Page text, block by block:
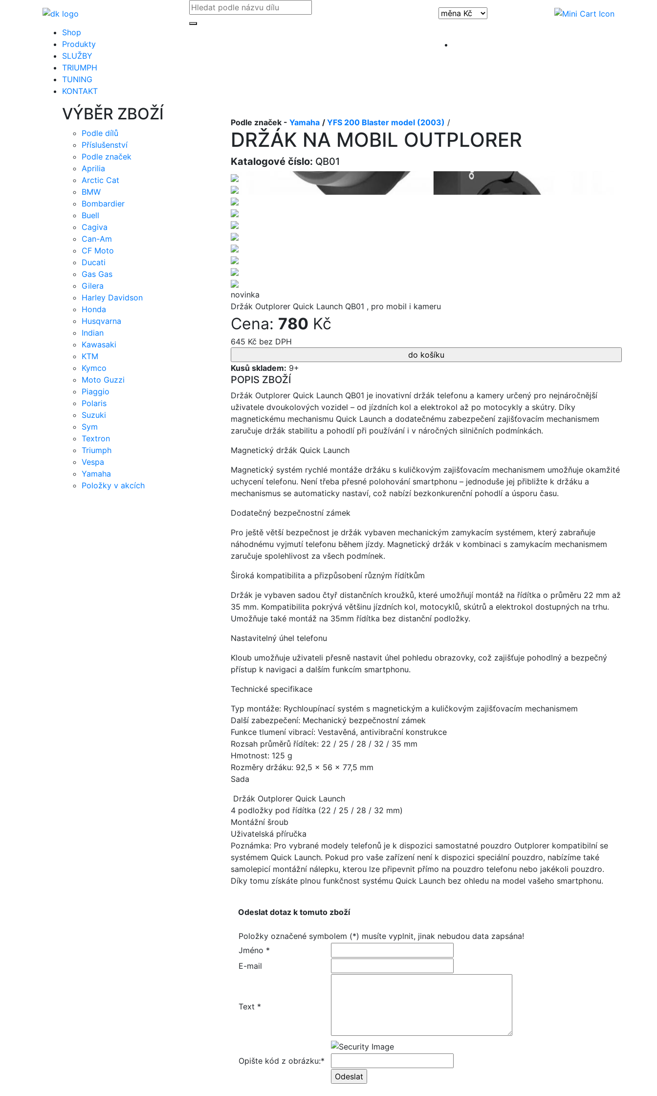
Shop
Produkty
SLUŽBY
TRIUMPH
TUNING
KONTAKT
VÝBĚR ZBOŽÍ
Podle dílů
Příslušenství
Podle značek
Aprilia
Arctic Cat
BMW
Bombardier
Buell
Cagiva
Can-Am
CF Moto
Ducati
Gas Gas
Gilera
Harley Davidson
Honda
Husqvarna
Indian
Kawasaki
KTM
Kymco
Moto Guzzi
Piaggio
Polaris
Suzuki
Sym
Textron
Triumph
Vespa
Yamaha
Položky v akcích
Podle značek - Yamaha / YFS 200 Blaster model (2003) /
DRŽÁK NA MOBIL OUTPLORER
Katalogové číslo: QB01
novinka
Držák Outplorer Quick Launch QB01 , pro mobil i kameru
Cena: 780 Kč
645 Kč bez DPH
Kusů skladem: 9+
POPIS ZBOŽÍ
Držák Outplorer Quick Launch QB01 je inovativní držák telefonu a kamery určený pro nejnáročnější
uživatele dvoukolových vozidel – od jízdních kol a elektrokol až po motocykly a skútry. Díky
magnetickému mechanismu Quick Launch a dodatečnému zabezpečení zajišťovacím mechanismem
zaručuje držák stabilitu a pohodlí při používání i v náročných silničních podmínkách.
Magnetický držák Quick Launch
Magnetický systém rychlé montáže držáku s kuličkovým zajišťovacím mechanismem umožňuje okamžité
uchycení telefonu. Není třeba přesné polohování smartphonu – jednoduše jej přibližte k držáku a
mechanismus se automaticky nastaví, což nabízí bezkonkurenční pohodlí a úsporu času.
Dodatečný bezpečnostní zámek
Pro ještě větší bezpečnost je držák vybaven mechanickým zamykacím systémem, který zabraňuje
náhodnému vyjmutí telefonu během jízdy. Magnetický držák v kombinaci s zamykacím mechanismem
zaručuje spolehlivost za všech podmínek.
Široká kompatibilita a přizpůsobení různým řídítkům
Držák je vybaven sadou čtyř distančních kroužků, které umožňují montáž na řídítka o průměru 22 mm až
35 mm. Kompatibilita pokrývá většinu jízdních kol, motocyklů, skútrů a elektrokol dostupných na trhu.
Umožňuje také montáž na 35mm řídítka bez distanční podložky.
Nastavitelný úhel telefonu
Kloub umožňuje uživateli přesně nastavit úhel pohledu obrazovky, což zajišťuje pohodlný a bezpečný
přístup k navigaci a dalším funkcím smartphonu.
Technické specifikace
Typ montáže: Rychloupínací systém s magnetickým a kuličkovým zajišťovacím mechanismem
Další zabezpečení: Mechanický bezpečnostní zámek
Funkce tlumení vibrací: Vestavěná, antivibrační konstrukce
Rozsah průměrů řídítek: 22 / 25 / 28 / 32 / 35 mm
Hmotnost: 125 g
Rozměry držáku: 92,5 × 56 × 77,5 mm
Sada
Držák Outplorer Quick Launch
4 podložky pod řídítka (22 / 25 / 28 / 32 mm)
Montážní šroub
Uživatelská příručka
Poznámka: Pro vybrané modely telefonů je k dispozici samostatné pouzdro Outplorer kompatibilní se
systémem Quick Launch. Pokud pro vaše zařízení není k dispozici speciální pouzdro, nabízíme také
samolepicí montážní nálepku, kterou lze připevnit přímo na pouzdro telefonu nebo jakékoli pouzdro.
Díky tomu získáte plnou funkčnost systému Quick Launch bez ohledu na model vašeho smartphonu.
Odeslat dotaz k tomuto zboží
Položky označené symbolem (*) musíte vyplnit, jinak nebudou data zapsána!
Jméno *
E-mail
Text *
Opište kód z obrázku:*